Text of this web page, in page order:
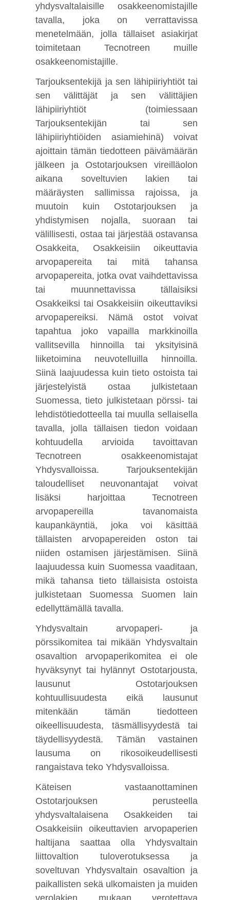
yhdysvaltalaisille osakkeenomistajille
tavalla, joka on verrattavissa
menetelmään, jolla tällaiset asiakirjat
toimitetaan Tecnotreen muille
osakkeenomistajille.
Tarjouksentekijä ja sen lähipiiriyhtiöt tai
sen välittäjät ja sen välittäjien
lähipiiriyhtiöt (toimiessaan
Tarjouksentekijän tai sen
lähipiiriyhtiöiden asiamiehinä) voivat
ajoittain tämän tiedotteen päivämäärän
jälkeen ja Ostotarjouksen vireilläolon
aikana soveltuvien lakien tai
määräysten sallimissa rajoissa, ja
muutoin kuin Ostotarjouksen ja
yhdistymisen nojalla, suoraan tai
välillisesti, ostaa tai järjestää ostavansa
Osakkeita, Osakkeisiin oikeuttavia
arvopapereita tai mitä tahansa
arvopapereita, jotka ovat vaihdettavissa
tai muunnettavissa tällaisiksi
Osakkeiksi tai Osakkeisiin oikeuttaviksi
arvopapereiksi. Nämä ostot voivat
tapahtua joko vapailla markkinoilla
vallitsevilla hinnoilla tai yksityisinä
liiketoimina neuvotelluilla hinnoilla.
Siinä laajuudessa kuin tieto ostoista tai
järjestelyistä ostaa julkistetaan
Suomessa, tieto julkistetaan pörssi- tai
lehdistötiedotteella tai muulla sellaisella
tavalla, jolla tällaisen tiedon voidaan
kohtuudella arvioida tavoittavan
Tecnotreen osakkeenomistajat
Yhdysvalloissa. Tarjouksentekijän
taloudelliset neuvonantajat voivat
lisäksi harjoittaa Tecnotreen
arvopapereilla tavanomaista
kaupankäyntiä, joka voi käsittää
tällaisten arvopapereiden oston tai
niiden ostamisen järjestämisen. Siinä
laajuudessa kuin Suomessa vaaditaan,
mikä tahansa tieto tällaisista ostoista
julkistetaan Suomessa Suomen lain
edellyttämällä tavalla.
Yhdysvaltain arvopaperi- ja
pörssikomitea tai mikään Yhdysvaltain
osavaltion arvopaperikomitea ei ole
hyväksynyt tai hylännyt Ostotarjousta,
lausunut Ostotarjouksen
kohtuullisuudesta eikä lausunut
mitenkään tämän tiedotteen
oikeellisuudesta, täsmällisyydestä tai
täydellisyydestä. Tämän vastainen
lausuma on rikosoikeudellisesti
rangaistava teko Yhdysvalloissa.
Käteisen vastaanottaminen
Ostotarjouksen perusteella
yhdysvaltalaisena Osakkeiden tai
Osakkeisiin oikeuttavien arvopaperien
haltijana saattaa olla Yhdysvaltain
liittovaltion tuloverotuksessa ja
soveltuvan Yhdysvaltain osavaltion ja
paikallisten sekä ulkomaisten ja muiden
verolakien mukaan verotettava